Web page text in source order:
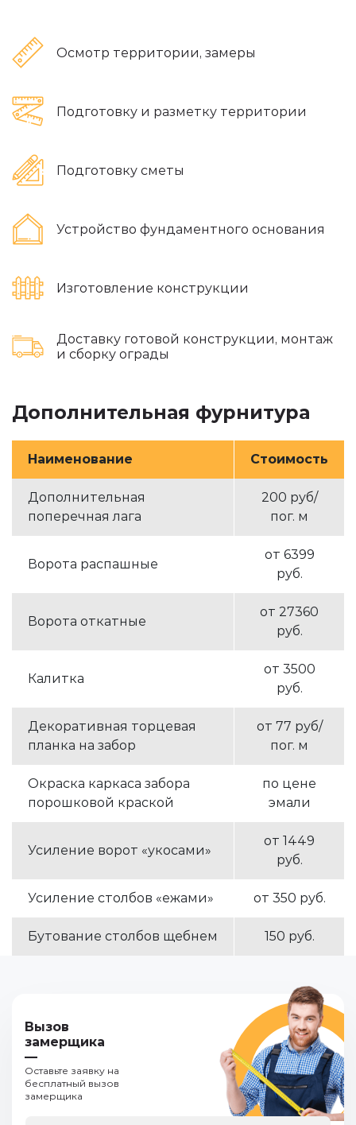
Осмотр территории, замеры
Подготовку и разметку территории
Подготовку сметы
Устройство фундаментного основания
Изготовление конструкции
Доставку готовой конструкции, монтаж
и сборку ограды
Дополнительная фурнитура
Наименование Стоимость
Дополнительная
поперечная лага
200 руб/
пог. м
Ворота распашные
от 6399
руб.
Ворота откатные
от 27360
руб.
Калитка
от 3500
руб.
Декоративная торцевая
планка на забор
от 77 руб/
пог. м
Окраска каркаса забора
порошковой краской
по цене
эмали
Усиление ворот «укосами»
от 1449
руб.
Усиление столбов «ежами» от 350 руб.
Бутование столбов щебнем 150 руб.
Вызов
замерщика
—
Оставьте заявку на
бесплатный вызов
замерщика